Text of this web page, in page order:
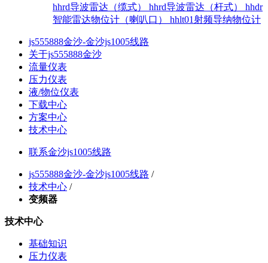
hhrd导波雷达（缆式） hhrd导波雷达（杆式） hhdr
智能雷达物位计（喇叭口） hhlt01射频导纳物位计
js555888金沙-金沙js1005线路
关于js555888金沙
流量仪表
压力仪表
液/物位仪表
下载中心
方案中心
技术中心
联系金沙js1005线路
js555888金沙-金沙js1005线路 /
技术中心 /
变频器
技术中心
基础知识
压力仪表